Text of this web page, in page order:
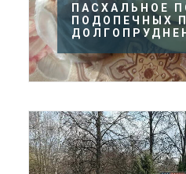
ПАСХАЛЬНОЕ
ПОДОПЕЧНЫХ